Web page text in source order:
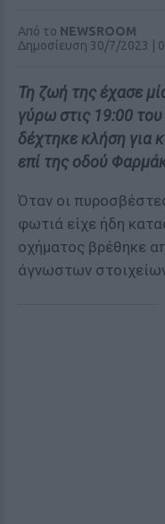
Από το NEWSROOM
Δημοσίευση 30/7/2023 |
Τη ζωή της έχασε
γύρω στις 19:00
δέχτηκε κλήση για
επί της οδού
Όταν οι
φωτιά είχε ήδη
οχήματος βρέθηκε
άγνωστων